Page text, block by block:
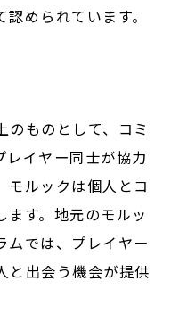
められています。
のものとして、コミ
レイヤー同士が協力
モルックは個人とコ
ます。地元のモルッ
ムでは、プレイヤー
と出会う機会が提供